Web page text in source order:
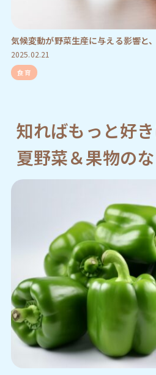
気候変動が野菜生産に与える影響と
2025.02.21
食育
知ればもっと好
夏野菜＆果物の